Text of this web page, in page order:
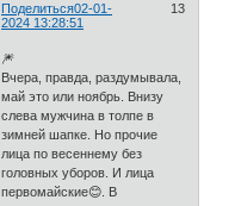
Поделиться 13
02-01-
2024 13:28:51
🎆
Вчера, правда, раздумывала,
май это или ноябрь. Внизу
слева мужчина в толпе в
зимней шапке. Но прочие
лица по весеннему без
головных уборов. И лица
первомайские😊. В